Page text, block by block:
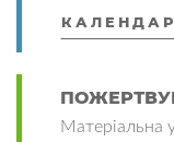
КАЛЕНДАР
Матеріальна